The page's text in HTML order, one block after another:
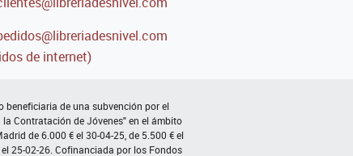
de internet)
beneficiaria de una subvención por el
Contratación de Jóvenes" en el ámbito
de 6.000 € el 30-04-25, de 5.500 € el
25-02-26. Cofinanciada por los Fondos